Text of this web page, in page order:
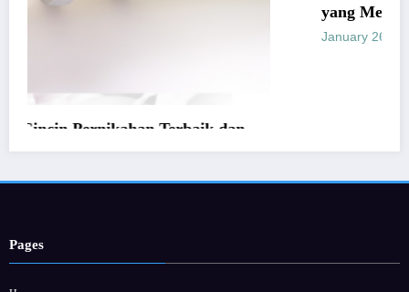
Terbaik dan
yang Menguntungkan
Provitamon
Hubungi Kami
Privacy Policy